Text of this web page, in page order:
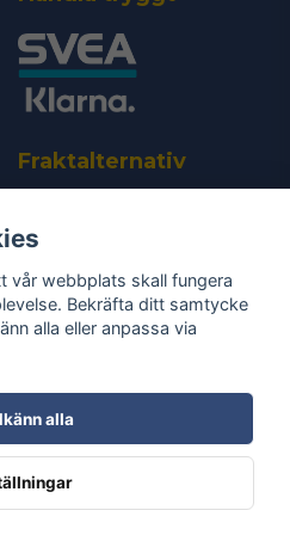
Fraktalternativ
Skicka
vår webbplats skall fungera
Bekräfta ditt samtycke
alla eller anpassa via
alla